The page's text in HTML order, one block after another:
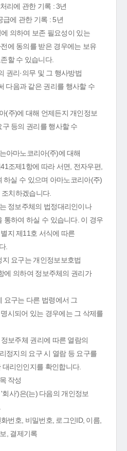
리에 관한 기록 : 3년
급에 관한 기록 : 5년
의하여 보존 필요성이 있는
에 동의를 받은 경우에는 보유
할 수 있습니다.
권리·의무 및 그 행사방법
다음과 같은 권리를 행사할 수
(주)에 대해 언제든지 개인정보
등의 권리를 행사할 수
아마노코리아(주)에 대해
조제1항에 따라 서면, 전자우편,
하실 수 있으며 아마노코리아(주)
치하겠습니다.
정보주체의 법정대리인이나
통하여 하실 수 있습니다. 이 경우
지 제11호 서식에 따른
.
요구는 개인정보보호법
에 의하여 정보주체의 권리가
구는 다른 법령에서 그
시되어 있는 경우에는 그 삭제를
보주체 권리에 따른 열람의
정지의 요구 시 열람 등 요구를
리인인지를 확인합니다.
작성
사')은(는) 다음의 개인정보
번호, 비밀번호, 로그인ID, 이름,
, 결제기록